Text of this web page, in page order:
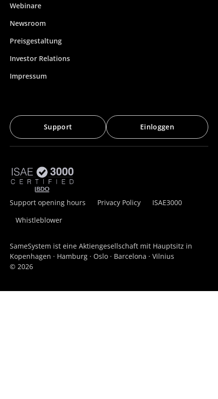
Webinare
Newsroom
Preisgestaltung
Investor Relations
Impressum
Support Einloggen
SameSystem ist eine Aktiengesellschaft mit Hauptsitz in
Kopenhagen · Hamburg · Oslo · Barcelona · Vilnius
© 2026
Support opening hours Privacy Policy
ISAE3000
Whistleblower